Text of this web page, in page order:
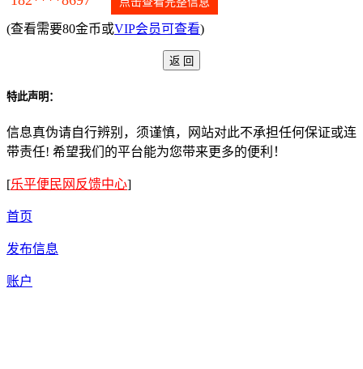
(查看需要80金币或VIP会员可查看)
特此声明：
信息真伪请自行辨别，须谨慎，网站对此不承担任何保证或连
带责任! 希望我们的平台能为您带来更多的便利！
[乐平便民网反馈中心]
首页
发布信息
账户